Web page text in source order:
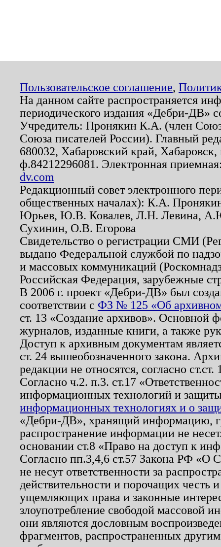
Пользовательское соглашение,
На данном сайте распространяется
периодического издания «Дебри-ДВ»
Учредитель: Пронякин К.А. (член
Союза писателей России). Главный
680032, Хабаровский край,
ф.84212296081. Электронная
dv.com
Редакционный совет электронного
общественных началах): К.А.
Юрьев, Ю.В. Ковалев, Л.Н. Левина,
Сухинин, О.В. Егорова
Свидетельство о регистрации СМИ
выдано Федеральной службой по
и массовых коммуникаций
Российская Федерация, зарубежные
В 2006 г. проект «Дебри-ДВ» был
соответствии с ФЗ № 125 «Об
ст. 13 «Создание архивов». Основной
журналов, изданные книги, а также
Доступ к архивным документам
ст. 24 вышеобозначенного закона.
редакции не относятся, согласно
Согласно ч.2. п.3. ст.17
информационных технологий и
информационных технологиях и о
«Дебри-ДВ», хранящий информацию,
распространение информации не
основании ст.8 «Право на доступ к
Согласно пп.3,4,6 ст.57 Закона РФ «О
не несут ответственности за
действительности и порочащих честь
ущемляющих права и законные
злоупотребление свободой массовой
они являются дословным
фрагментов, распространенных